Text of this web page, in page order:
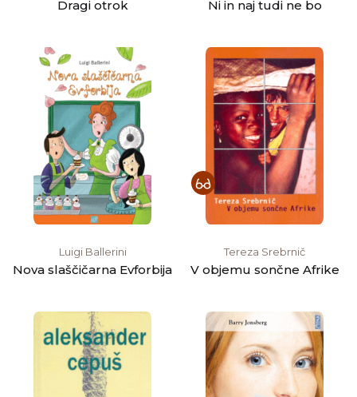
Dragi otrok Ni in naj tudi ne bo
Luigi Ballerini
Nova slaščičarna Evforbija
Tereza Srebrnič
V objemu sončne Afrike